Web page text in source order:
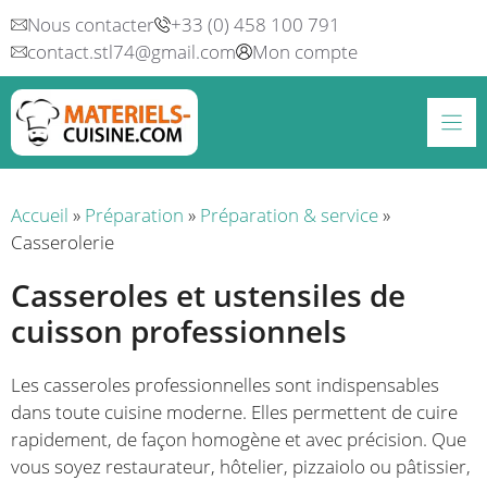
Aller
au
contenu
Nous contacter
+33 (0) 458 100 791
contact.stl74@gmail.com
Mon compte
Accueil » Préparation » Préparation & service»
Casserolerie
Casseroles et ustensiles de
cuisson professionnels
Les casseroles professionnelles sont indispensables
dans toute cuisine moderne. Elles permettent de cuire
rapidement, de façon homogène et avec précision. Que
vous soyez restaurateur, hôtelier, pizzaiolo ou pâtissier,